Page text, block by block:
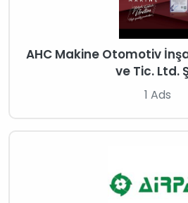
AHC Makine Otomotiv
ve Tic. Ltd.
1 Ads